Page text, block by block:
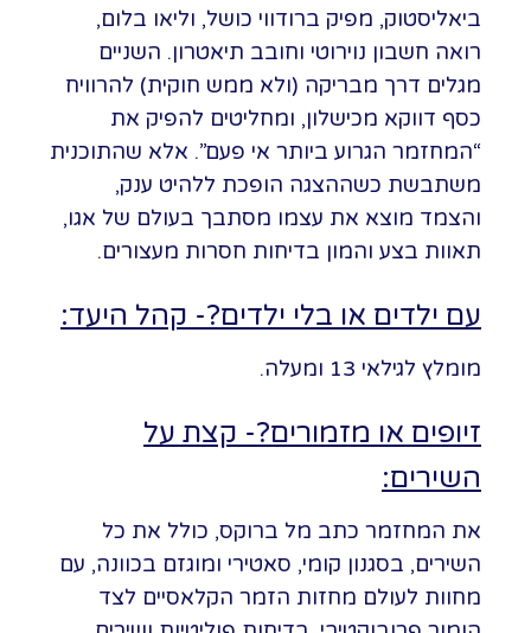
ביאליסטוק, מפיק ברודווי כושל, וליאו בלום,
רואה חשבון נוירוטי וחובב תיאטרון. השניים
מגלים דרך מבריקה (ולא ממש חוקית) להרוויח
כסף דווקא מכישלון, ומחליטים להפיק את
“המחזמר הגרוע ביותר אי פעם”. אלא שהתוכנית
משתבשת כשההצגה הופכת ללהיט ענק,
והצמד מוצא את עצמו מסתבך בעולם של אגו,
תאוות בצע והמון בדיחות חסרות מעצורים.
עם ילדים או בלי ילדים?- קהל היעד:
מומלץ לגילאי 13 ומעלה.
זיופים או מזמורים?- קצת על
השירים:
את המחזמר כתב מל ברוקס, כולל את כל
השירים, בסגנון קומי, סאטירי ומוגזם בכוונה, עם
מחוות לעולם מחזות הזמר הקלאסיים לצד